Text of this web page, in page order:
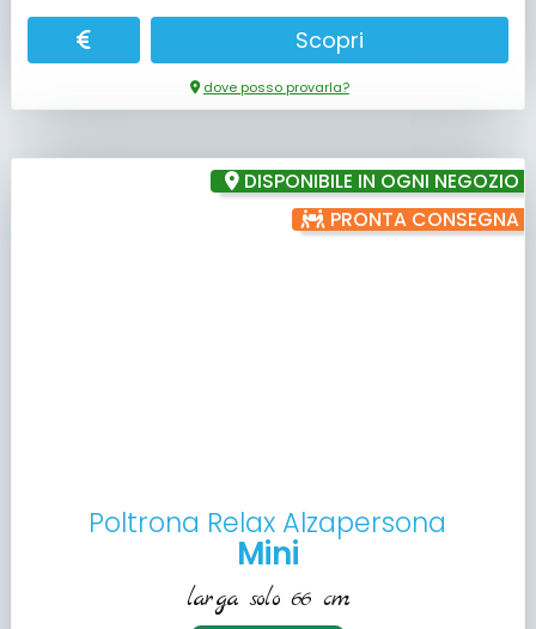
Scopri
dove posso provarla?
DISPONIBILE IN OGNI NEGOZIO
PRONTA CONSEGNA
Poltrona Relax Alzapersona
Mini
larga solo 66 cm